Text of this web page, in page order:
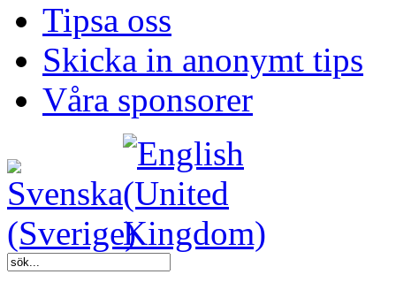
Tipsa oss
Skicka in anonymt tips
Våra sponsorer